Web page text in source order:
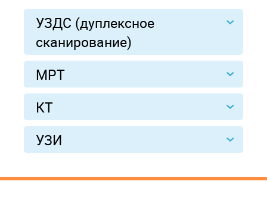
УЗДС (дуплексное
сканирование)
МРТ
КТ
УЗИ